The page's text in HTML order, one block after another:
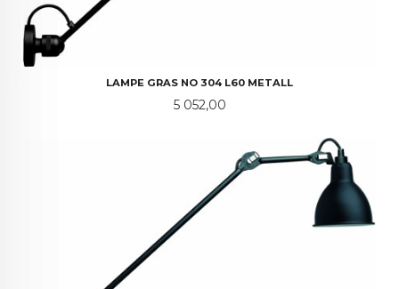
LAMPE GRAS NO 304 L60 METALL
Pris
5 052,00